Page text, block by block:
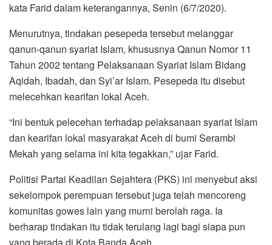
kata Farid dalam keterangannya, Senin (6/7/2020).
Menurutnya, tindakan pesepeda tersebut melanggar
qanun-qanun syariat Islam, khususnya Qanun Nomor 11
Tahun 2002 tentang Pelaksanaan Syariat Islam Bidang
Aqidah, Ibadah, dan Syi’ar Islam. Pesepeda itu disebut
melecehkan kearifan lokal Aceh.
“Ini bentuk pelecehan terhadap pelaksanaan syariat Islam
dan kearifan lokal masyarakat Aceh di bumi Serambi
Mekah yang selama ini kita tegakkan,” ujar Farid.
Politisi Partai Keadilan Sejahtera (PKS) ini menyebut aksi
sekelompok perempuan tersebut juga telah mencoreng
komunitas gowes lain yang murni berolah raga. Ia
berharap tindakan itu tidak terulang lagi bagi siapa pun